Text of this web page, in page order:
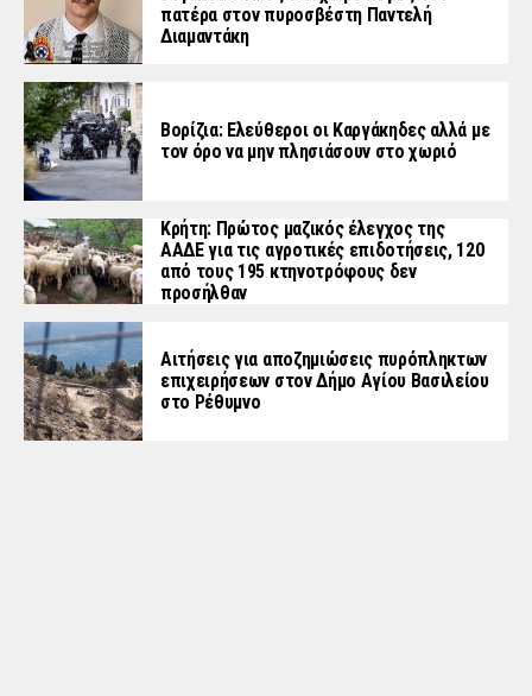
πατέρα στον πυροσβέστη Παντελή
Διαμαντάκη
Βορίζια: Ελεύθεροι οι Καργάκηδες αλλά με
τον όρο να μην πλησιάσουν στο χωριό
Κρήτη: Πρώτος μαζικός έλεγχος της
ΑΑΔΕ για τις αγροτικές επιδοτήσεις, 120
από τους 195 κτηνοτρόφους δεν
προσήλθαν
Αιτήσεις για αποζημιώσεις πυρόπληκτων
επιχειρήσεων στον Δήμο Αγίου Βασιλείου
στο Ρέθυμνο